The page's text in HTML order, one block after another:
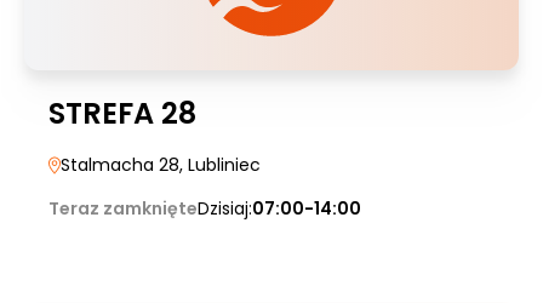
STREFA 28
Stalmacha 28, Lubliniec
Teraz zamknięteDzisiaj:07:00-14:00